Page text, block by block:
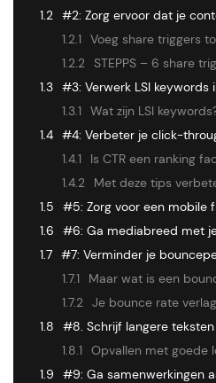
1.2 #2: Zorg ervoor dat je
1.2.1
Voeg share triggers
1.2.2 STEPPS – 6 share
1.3 #3: Verwerk LSI keywords
1.3.1
Wat zijn LSI
1.4 #4: Verbeter je click-
1.4.1
Is CTR een ranking
1.4.2
Met deze tips
1.5
#5: Zorg voor een mobile
1.6
#6: Ga mediabreed met
1.7 #7: Verminder je
1.7.1
Maar wat is een
1.7.2 Je bounce rate
1.8
#8. Schrijf langere teksten
1.8.1
Opvallen met goede
1.9
#9: Ga samenwerkingen